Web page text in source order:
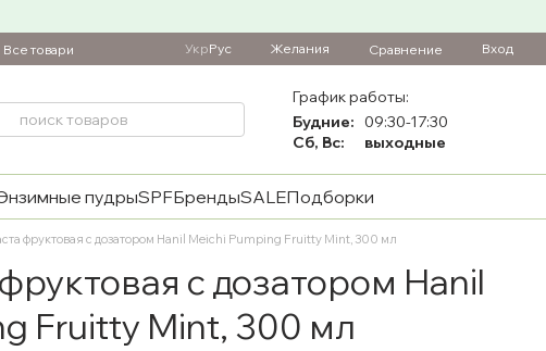
Все товари УкрРус Желания Сравнение Вход
График работы:
Будние: 09:30-17:30
Сб, Вс:
выходные
пудрыSPFБрендыSALEПодборки
фруктовая с дозатором Hanil Meichi Pumping Fruitty Mint, 300 мл
с дозатором Hanil
Fruitty Mint, 300 мл